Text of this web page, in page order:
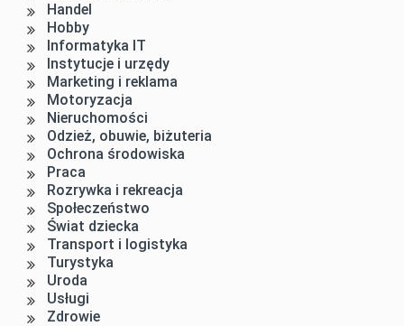
Handel
Hobby
Informatyka IT
Instytucje i urzędy
Marketing i reklama
Motoryzacja
Nieruchomości
Odzież, obuwie, biżuteria
Ochrona środowiska
Praca
Rozrywka i rekreacja
Społeczeństwo
Świat dziecka
Transport i logistyka
Turystyka
Uroda
Usługi
Zdrowie